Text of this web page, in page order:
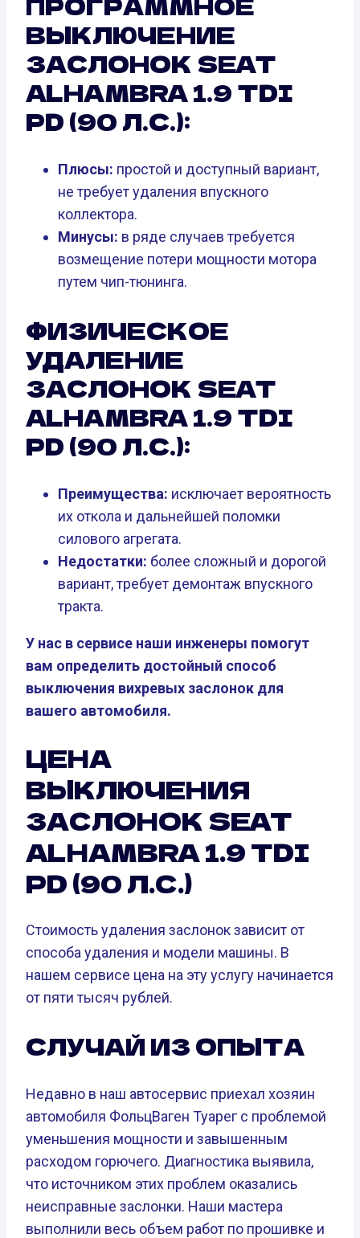
ВЫКЛЮЧЕНИЕ
ЗАСЛОНОК SEAT
ALHAMBRA 1.9 TDI
PD (90 Л.С.):
Плюсы: простой и доступный вариант,
не требует удаления впускного
коллектора.
Минусы: в ряде случаев требуется
возмещение потери мощности мотора
путем чип-тюнинга.
ФИЗИЧЕСКОЕ
УДАЛЕНИЕ
ЗАСЛОНОК SEAT
ALHAMBRA 1.9 TDI
PD (90 Л.С.):
Преимущества: исключает вероятность
их откола и дальнейшей поломки
силового агрегата.
Недостатки: более сложный и дорогой
вариант, требует демонтаж впускного
тракта.
У нас в сервисе наши инженеры помогут
вам определить достойный способ
выключения вихревых заслонок для
вашего автомобиля.
ЦЕНА
ВЫКЛЮЧЕНИЯ
ЗАСЛОНОК SEAT
ALHAMBRA 1.9 TDI
PD (90 Л.С.)
Стоимость удаления заслонок зависит от
способа удаления и модели машины. В
нашем сервисе цена на эту услугу начинается
от пяти тысяч рублей.
СЛУЧАЙ ИЗ ОПЫТА
Недавно в наш автосервис приехал хозяин
автомобиля ФольцВаген Туарег с проблемой
уменьшения мощности и завышенным
расходом горючего. Диагностика выявила,
что источником этих проблем оказались
неисправные заслонки. Наши мастера
выполнили весь объем работ по прошивке и